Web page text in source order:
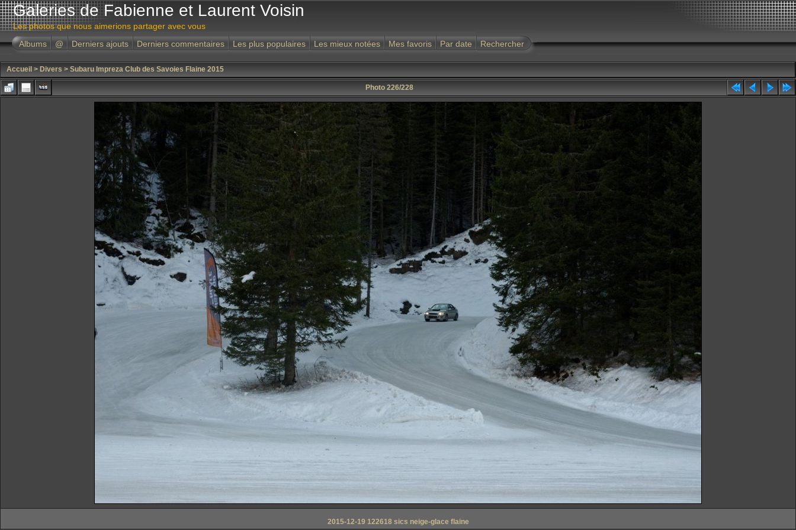
Galeries de Fabienne et Laurent Voisin
Les photos que nous aimerions partager avec vous
Albums
@ Derniers ajouts Derniers commentaires Les plus populaires Les mieux notées Mes favoris Par date Rechercher
Accueil > Divers > Subaru Impreza Club des Savoies Flaine 2015
Photo 226/228
2015-12-19 122618 sics neige-glace flaine